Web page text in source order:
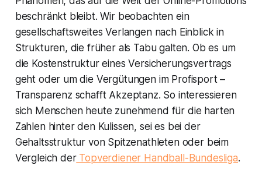
beschränkt bleibt. Wir beobachten ein
gesellschaftsweites Verlangen nach Einblick in
Strukturen, die früher als Tabu galten. Ob es um
die Kostenstruktur eines Versicherungsvertrags
geht oder um die Vergütungen im Profisport –
Transparenz schafft Akzeptanz. So interessieren
sich Menschen heute zunehmend für die harten
Zahlen hinter den Kulissen, sei es bei der
Gehaltsstruktur von Spitzenathleten oder beim
Vergleich derTopverdiener Handball-Bundesliga.